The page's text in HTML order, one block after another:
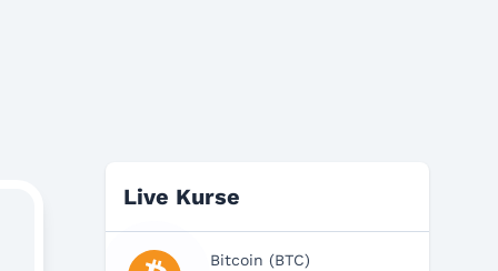
Live Kurse
Bitcoin (BTC)